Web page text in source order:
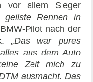
vor allem Sieger
geilste Rennen in
Pilot nach der
„Das war pures
aus dem Auto
Zeit mich zu
ausmacht. Das